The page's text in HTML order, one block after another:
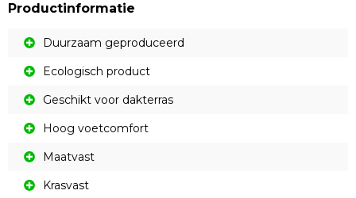
Productinformatie
Duurzaam geproduceerd
Ecologisch product
Geschikt voor dakterras
Hoog voetcomfort
Maatvast
Krasvast